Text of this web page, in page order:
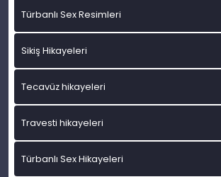
Türbanlı Sex Resimleri
Sikiş Hikayeleri
Tecavüz hikayeleri
Travesti hikayeleri
Türbanlı Sex Hikayeleri